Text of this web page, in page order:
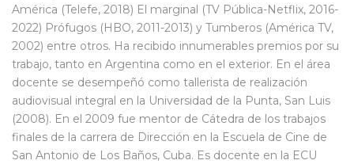
América (Telefe, 2018) El marginal (TV Pública-Netflix, 2016-
2022) Prófugos (HBO, 2011-2013) y Tumberos (América TV,
2002) entre otros. Ha recibido innumerables premios por su
trabajo, tanto en Argentina como en el exterior. En el área
docente se desempeñó como tallerista de realización
audiovisual integral en la Universidad de la Punta, San Luis
(2008). En el 2009 fue mentor de Cátedra de los trabajos
finales de la carrera de Dirección en la Escuela de Cine de
San Antonio de Los Baños, Cuba. Es docente en la ECU